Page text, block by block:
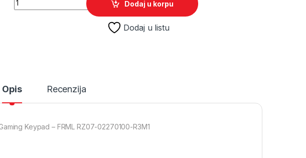
Dodaj u korpu
Dodaj u listu
Opis Recenzija
Keypad – FRML RZ07-02270100-R3M1